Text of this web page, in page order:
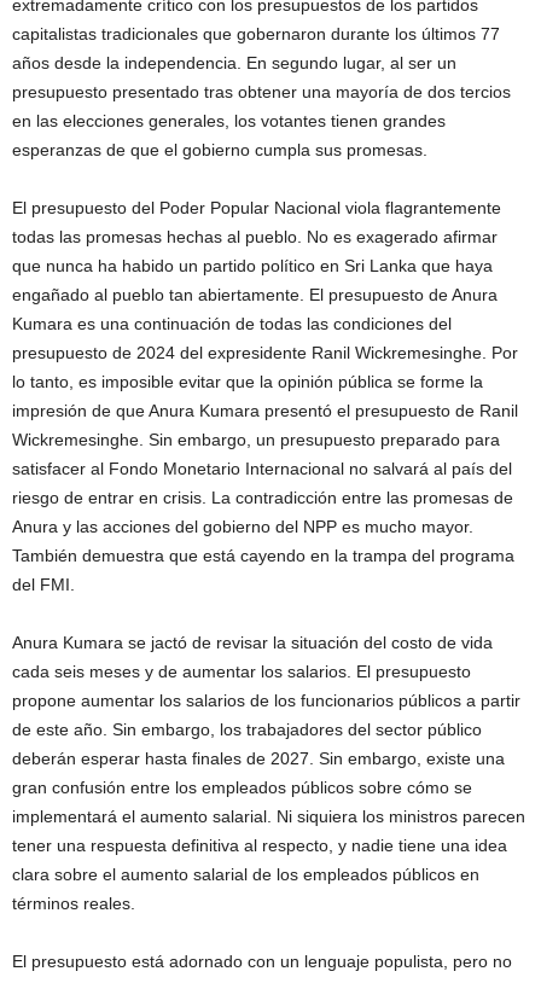
extremadamente crítico con los presupuestos de los partidos
capitalistas tradicionales que gobernaron durante los últimos 77
años desde la independencia. En segundo lugar, al ser un
presupuesto presentado tras obtener una mayoría de dos tercios
en las elecciones generales, los votantes tienen grandes
esperanzas de que el gobierno cumpla sus promesas.
El presupuesto del Poder Popular Nacional viola flagrantemente
todas las promesas hechas al pueblo. No es exagerado afirmar
que nunca ha habido un partido político en Sri Lanka que haya
engañado al pueblo tan abiertamente. El presupuesto de Anura
Kumara es una continuación de todas las condiciones del
presupuesto de 2024 del expresidente Ranil Wickremesinghe. Por
lo tanto, es imposible evitar que la opinión pública se forme la
impresión de que Anura Kumara presentó el presupuesto de Ranil
Wickremesinghe. Sin embargo, un presupuesto preparado para
satisfacer al Fondo Monetario Internacional no salvará al país del
riesgo de entrar en crisis. La contradicción entre las promesas de
Anura y las acciones del gobierno del NPP es mucho mayor.
También demuestra que está cayendo en la trampa del programa
del FMI.
Anura Kumara se jactó de revisar la situación del costo de vida
cada seis meses y de aumentar los salarios. El presupuesto
propone aumentar los salarios de los funcionarios públicos a partir
de este año. Sin embargo, los trabajadores del sector público
deberán esperar hasta finales de 2027. Sin embargo, existe una
gran confusión entre los empleados públicos sobre cómo se
implementará el aumento salarial. Ni siquiera los ministros parecen
tener una respuesta definitiva al respecto, y nadie tiene una idea
clara sobre el aumento salarial de los empleados públicos en
términos reales.
El presupuesto está adornado con un lenguaje populista, pero no